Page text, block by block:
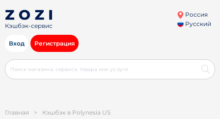
Кэшбэк-сервис
Россия
Русский
Вход Регистрация
Главная > Кэшбэк в Polynesia US